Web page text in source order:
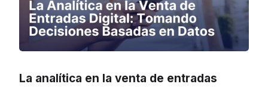
La analítica en la venta de entradas